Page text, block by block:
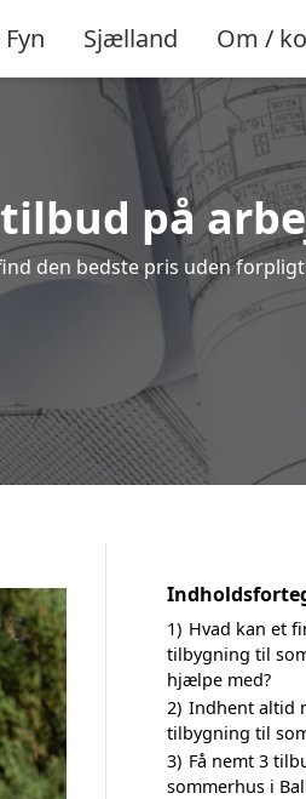
Fyn Sjælland Om /
på
den bedste pris uden
1) Hvad kan et
tilbygning til
hjælpe med?
2) Indhent altid
tilbygning til
3) Få nemt 3
sommerhus i